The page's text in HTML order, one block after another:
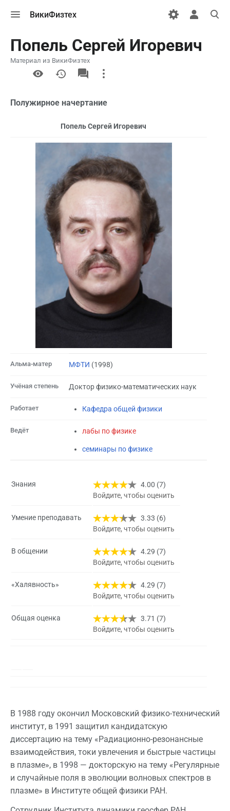
меню
ВикиФизтех
Открыть
поиск
Попель Сергей Игоревич
Материал из ВикиФизтех
More
actions
Полужирное начертание
Попель Сергей Игоревич
Альма-матер МФТИ (1998)
Учёная степень Доктор физико-математических наук
Работает Кафедра общей физики
Ведёт лабы по физике
семинары по физике
Знания
4.00 (7)
Войдите, чтобы оценить
Умение преподавать
3.33 (6)
Войдите, чтобы оценить
В общении
4.29 (7)
Войдите, чтобы оценить
«Халявность»
4.29 (7)
Войдите, чтобы оценить
Общая оценка
3.71 (7)
Войдите, чтобы оценить
В 1988 году окончил Московский физико-технический
институт, в 1991 защитил кандидатскую
диссертацию на тему «Радиационно-резонансные
взаимодействия, токи увлечения и быстрые частицы
в плазме», в 1998 — докторскую на тему «Регулярные
и случайные поля в эволюции волновых спектров в
плазме» в Институте общей физики РАН.